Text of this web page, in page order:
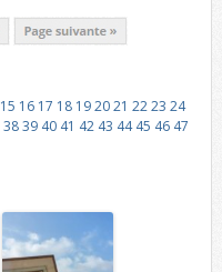
15 16 17 18 192021 2223 24
3839 40 41 42 43 44 45 46 47